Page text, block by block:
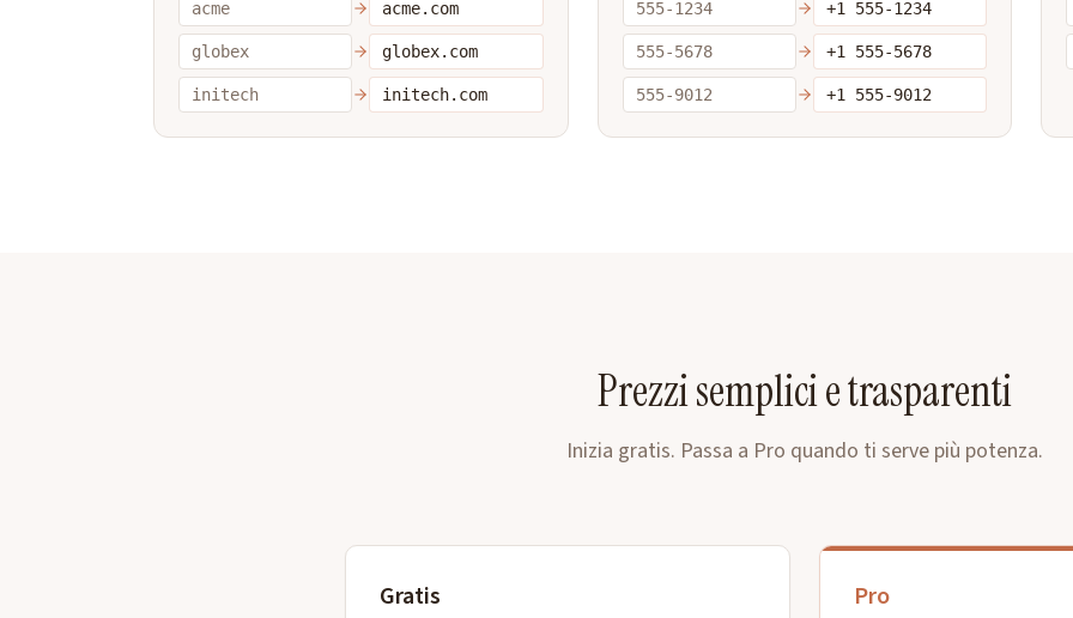
acme acme.com
globex globex.com
initech initech.com
555-1234 +1 555-1234
555-5678 +1 555-5678
555-9012 +1 555-9012
Prezzi semplici e trasparenti
Inizia gratis. Passa a Pro quando ti serve più potenza.
Gratis Pro